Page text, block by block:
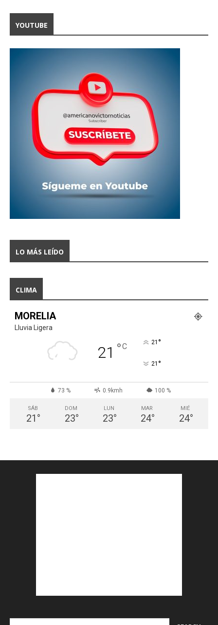
YOUTUBE
LO MÁS LEÍDO
CLIMA
MORELIA
Lluvia Ligera
21 °C 21 °
21 °
73 % 0.9kmh 100 %
SÁB
21 °
DOM
23°
LUN
23°
MAR
24°
MIÉ
24°